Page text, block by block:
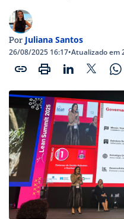
Por Juliana Santos
26/08/2025 16:17•Atualizado em